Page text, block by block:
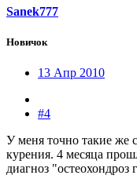
Sanek777
Новичок
13 Апр 2010
#4
У меня точно такие же
курения. 4 месяца
диагноз "остеохондроз